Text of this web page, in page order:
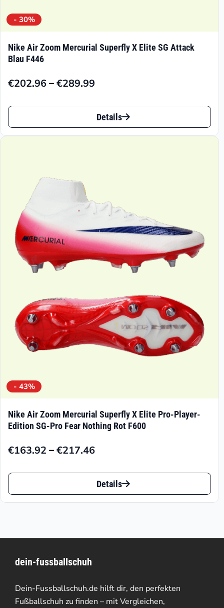
- 30%
Nike Air Zoom Mercurial Superfly X Elite SG Attack
Blau F446
€202.96–€289.99
Preisspanne:
€202.96
€289.99
Dieses
Produkt
Varianten
Die
Optionen
können
Produktseite
gewählt
werden
Details
- 43%
Nike Air Zoom Mercurial Superfly X Elite Pro-Player-
Edition SG-Pro Fear Nothing Rot F600
€163.92 –€217.46
Preisspanne:
€163.92
€217.46
Dieses
Produkt
auf.
Die
Optionen
Details
dein-fussballschuh
Dein-Fussballschuh.de hilft dir, den perfekten
Fußballschuh zu finden – mit Vergleichen,